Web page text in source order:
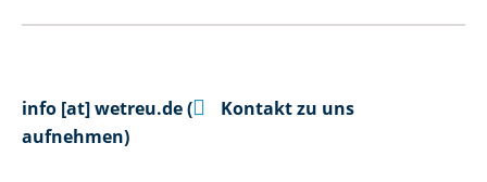
info [at]wetreu.de(
Kontakt zu uns
aufnehmen)